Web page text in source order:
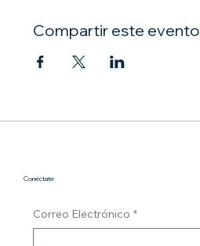
Compartir este evento
Conéctate
Correo Electrónico *